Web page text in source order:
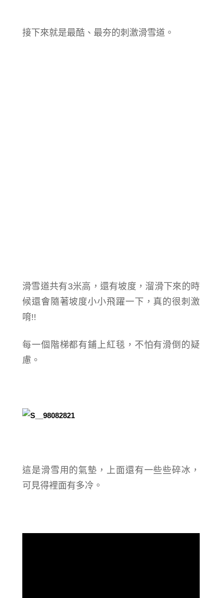
接下來就是最酷、最夯的刺激滑雪道。
滑雪道共有3米高，還有坡度，溜滑下來的時
候還會隨著坡度小小飛躍一下，真的很刺激
唷!!
每一個階梯都有鋪上紅毯，不怕有滑倒的疑
慮。
這是滑雪用的氣墊，上面還有一些些碎冰，
可見得裡面有多冷。